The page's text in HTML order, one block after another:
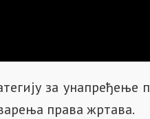
за унапређење
права жртава.